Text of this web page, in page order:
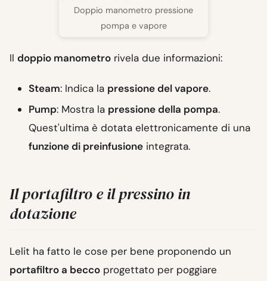
Doppio manometro pressione
pompa e vapore
Il doppio manometro rivela due informazioni:
Steam: Indica la pressione del vapore.
Pump: Mostra la pressione della pompa.
Quest'ultima è dotata elettronicamente di una
funzione di preinfusione integrata.
Il portafiltro e il pressino in
dotazione
Lelit ha fatto le cose per bene proponendo un
portafiltro a becco progettato per poggiare